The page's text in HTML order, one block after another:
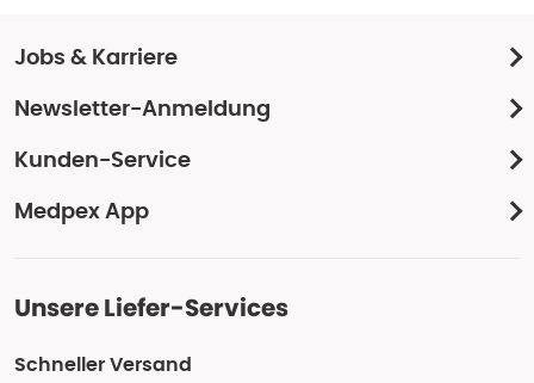
Jobs & Karriere
Newsletter-Anmeldung
Kunden-Service
Medpex App
Unsere Liefer-Services
Schneller Versand